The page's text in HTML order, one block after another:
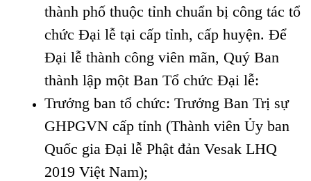
thành phố thuộc tỉnh chuẩn bị công tác tổ
chức Đại lễ tại cấp tỉnh, cấp huyện. Để
Đại lễ thành công viên mãn, Quý Ban
thành lập một Ban Tổ chức Đại lễ:
Trưởng ban tổ chức: Trưởng Ban Trị sự
GHPGVN cấp tỉnh (Thành viên Ủy ban
Quốc gia Đại lễ Phật đản Vesak LHQ
2019 Việt Nam);